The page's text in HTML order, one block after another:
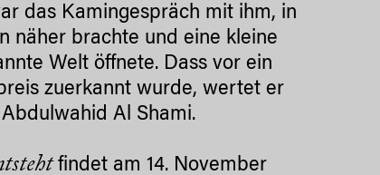
das Kamingespräch mit ihm, in
näher brachte und eine kleine
Welt öffnete. Dass vor ein
zuerkannt wurde, wertet er
Al Shami.
findet am 14. November